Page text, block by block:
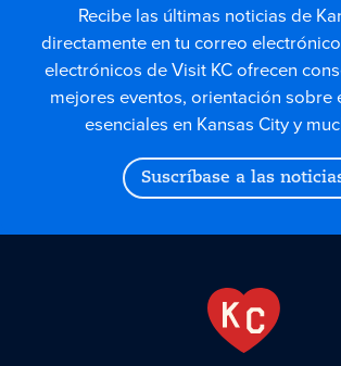
Recibe las últimas noticias de
directamente en tu correo
electrónicos de Visit KC ofrecen
mejores eventos, orientación sobre
esenciales en Kansas City y
Suscríbase a las